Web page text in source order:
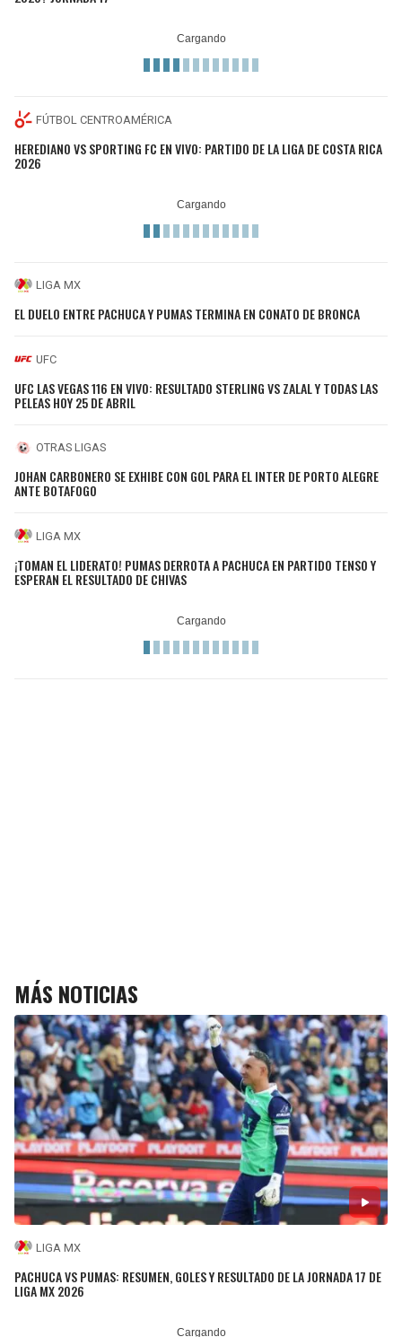
FÚTBOL CENTROAMÉRICA
HEREDIANO VS SPORTING FC EN VIVO: PARTIDO DE LA LIGA DE COSTA RICA
2026
LIGA MX
EL DUELO ENTRE PACHUCA Y PUMAS TERMINA EN CONATO DE BRONCA
UFC
UFC LAS VEGAS 116 EN VIVO: RESULTADO STERLING VS ZALAL Y TODAS LAS
PELEAS HOY 25 DE ABRIL
OTRAS LIGAS
JOHAN CARBONERO SE EXHIBE CON GOL PARA EL INTER DE PORTO ALEGRE
ANTE BOTAFOGO
LIGA MX
¡TOMAN EL LIDERATO! PUMAS DERROTA A PACHUCA EN PARTIDO TENSO Y
ESPERAN EL RESULTADO DE CHIVAS
MÁS NOTICIAS
LIGA MX
PACHUCA VS PUMAS: RESUMEN, GOLES Y RESULTADO DE LA JORNADA 17 DE
LIGA MX 2026